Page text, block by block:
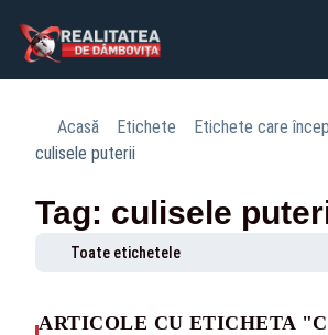
Acasă Etichete
Etichete care
culisele puterii
Tag: culisele
Toate etichetele
ARTICOLE CU ETICHETA